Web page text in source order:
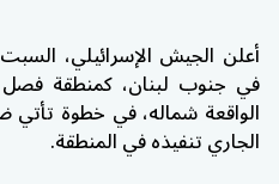
أعلن الجيش الإسرائيلي،
في جنوب لبنان، كمنطقة فصل
الواقعة شماله، في خطوة
الجاري تنفيذه في المنطقة.